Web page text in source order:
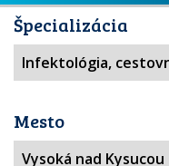
Špecializácia
Mesto